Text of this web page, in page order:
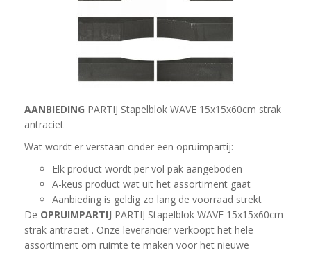
AANBIEDING PARTIJ Stapelblok WAVE 15x15x60cm strak
antraciet
Wat wordt er verstaan onder een opruimpartij:
Elk product wordt per vol pak aangeboden
A-keus product wat uit het assortiment gaat
Aanbieding is geldig zo lang de voorraad strekt
De OPRUIMPARTIJ PARTIJ Stapelblok WAVE 15x15x60cm
strak antraciet . Onze leverancier verkoopt het hele
assortiment om ruimte te maken voor het nieuwe